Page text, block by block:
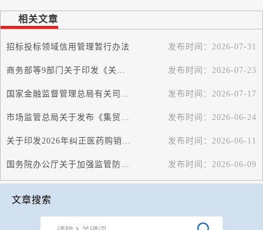
相关文章
招标投标领域信用管理暂行办法 发布时间： 2026-07-31
商务部等9部门关于印发《关于促进家政服务业高质量发展的若干政策措施》的... 发布时间： 2026-07-23
国家金融监督管理总局有关司局负责人就《国家金融监督管理总局关于严重失信... 发布时间： 2026-07-17
市场监管总局关于发布《集贸市场诚信计量评价规范》的公告 发布时间： 2026-06-24
关于印发2026年纠正医药购销领域和医疗服务中不正之风工作要点的通知 发布时间： 2026-06-11
国务院办公厅关于加强监管防范风险促进私募投资基金高质量发展的指导意见 发布时间： 2026-06-09
文章搜索